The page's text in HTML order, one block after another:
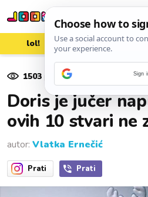
lol! aww
1503 pregleda
Doris je jučer
ovih 10 stvari ne
autor: Vlatka Ernečić
Prati Prati
Sign